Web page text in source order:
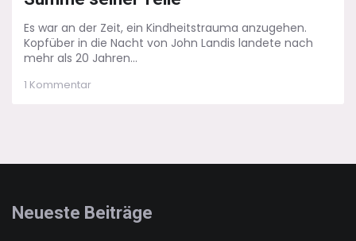
Es war an der Zeit, ein Kindheitstrauma anzugehen.
Kopfüber in die Nacht von John Landis landete nach
mehr als 20 Jahren...
1 Kommentarzu
seiner
Neueste Beiträge